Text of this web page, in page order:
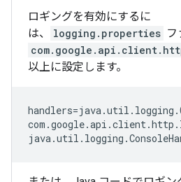
ロギングを有効にするに
は、
logging.properties フ
以上に設定します。